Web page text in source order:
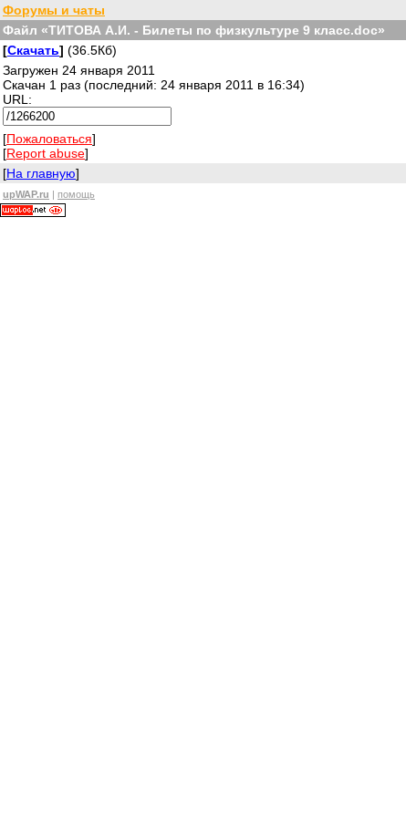
Форумы и чаты
Файл «ТИТОВА А.И. - Билеты по физкультуре 9 класс.doc»
[Скачать] (36.5Кб)
Загружен 24 января 2011
Скачан 1 раз (последний: 24 января 2011 в 16:34)
URL:
[Пожаловаться]
[Report abuse]
[На главную]
upWAP.ru | помощь